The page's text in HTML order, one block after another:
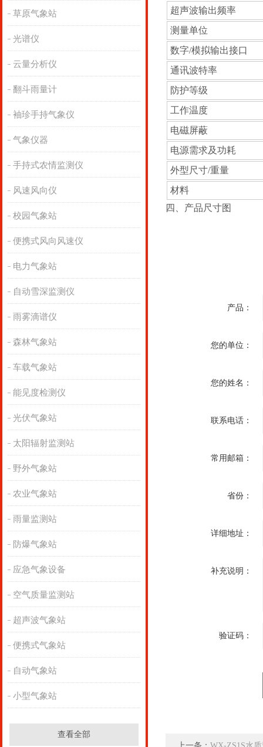
草原气象站
光谱仪
云量分析仪
翻斗雨量计
袖珍手持气象仪
气象仪器
手持式农情监测仪
风速风向仪
校园气象站
便携式风向风速仪
电力气象站
自动雪深监测仪
雨雾滴谱仪
森林气象站
车载气象站
能见度检测仪
光伏气象站
太阳辐射监测站
野外气象站
农业气象站
雨量监测站
防爆气象站
应急气象设备
空气质量监测站
超声波气象站
便携式气象站
自动气象站
小型气象站
查看全部
超声波输出频率
测量单位
数字/模拟输出接口
通讯波特率
防护等级
工作温度
电磁屏蔽
电源需求及功耗
外型尺寸/重量
材料
四、产品尺寸图
产品：
您的单位：
您的姓名：
联系电话：
常用邮箱：
省份：
详细地址：
补充说明：
验证码：